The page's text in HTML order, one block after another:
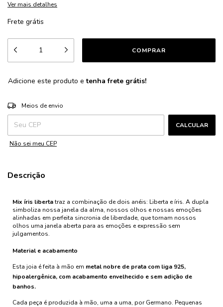
Ver mais detalhes
Frete grátis
Adicione este produto etenha frete grátis!
Entregas para o CEP:
Meios de envio
CALCULAR
Não sei meu CEP
Descrição
Mix íris libertatraz a combinação de dois anéis: Liberta e íris. A dupla
simboliza nossa janela da alma, nossos olhos e nossas emoções
alinhadas em perfeita sincronia de liberdade, que tornam nossos
olhos uma janela aberta para as emoções e expressão sem
julgamentos.
Material e acabamento
Esta joia é feita à mão em metal nobre de prata com liga 925,
hipoalergênica, com acabamento envelhecido e sem adição de
banhos.
Cada peça é produzida à mão, uma a uma, por Germano. Pequenas